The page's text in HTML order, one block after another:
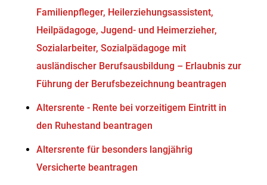
Familienpfleger, Heilerziehungsassistent,
Heilpädagoge, Jugend- und Heimerzieher,
Sozialarbeiter, Sozialpädagoge mit
ausländischer Berufsausbildung – Erlaubnis zur
Führung der Berufsbezeichnung beantragen
Altersrente - Rente bei vorzeitigem Eintritt in
den Ruhestand beantragen
Altersrente für besonders langjährig
Versicherte beantragen